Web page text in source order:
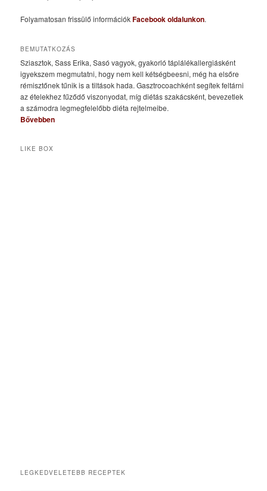
Folyamatosan frissülő információkFacebook oldalunkon.
BEMUTATKOZÁS
Sziasztok, Sass Erika, Sasó vagyok, gyakorló táplálékallergiásként
igyekszem megmutatni, hogy nem kell kétségbeesni, még ha elsőre
rémisztőnek tűnik is a tiltások hada. Gasztrocoachként segítek feltárni
az ételekhez fűződő viszonyodat, míg diétás szakácsként, bevezetlek
a számodra legmegfelelőbb diéta rejtelmeibe.
Bővebben
LIKE BOX
LEGKEDVELETEBB RECEPTEK